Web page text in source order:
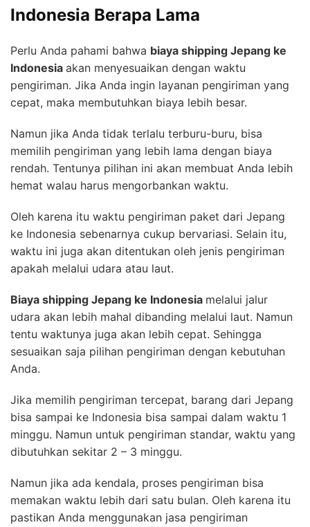
Indonesia Berapa Lama
Perlu Anda pahami bahwa biaya shipping Jepang ke
Indonesia akan menyesuaikan dengan waktu
pengiriman. Jika Anda ingin layanan pengiriman yang
cepat, maka membutuhkan biaya lebih besar.
Namun jika Anda tidak terlalu terburu-buru, bisa
memilih pengiriman yang lebih lama dengan biaya
rendah. Tentunya pilihan ini akan membuat Anda lebih
hemat walau harus mengorbankan waktu.
Oleh karena itu waktu pengiriman paket dari Jepang
ke Indonesia sebenarnya cukup bervariasi. Selain itu,
waktu ini juga akan ditentukan oleh jenis pengiriman
apakah melalui udara atau laut.
Biaya shipping Jepang ke Indonesia melalui jalur
udara akan lebih mahal dibanding melalui laut. Namun
tentu waktunya juga akan lebih cepat. Sehingga
sesuaikan saja pilihan pengiriman dengan kebutuhan
Anda.
Jika memilih pengiriman tercepat, barang dari Jepang
bisa sampai ke Indonesia bisa sampai dalam waktu 1
minggu. Namun untuk pengiriman standar, waktu yang
dibutuhkan sekitar 2 – 3 minggu.
Namun jika ada kendala, proses pengiriman bisa
memakan waktu lebih dari satu bulan. Oleh karena itu
pastikan Anda menggunakan jasa pengiriman